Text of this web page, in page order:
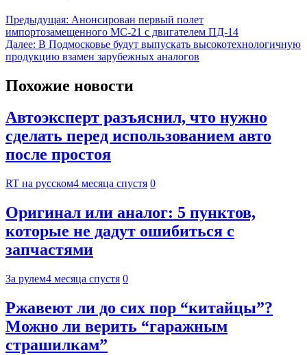
Предыдущая: Анонсирован первый полет
импортозамещенного МС-21 с двигателем ПД-14
Далее: В Подмосковье будут выпускать высокотехнологичную
продукцию взамен зарубежных аналогов
Похожие новости
Автоэксперт разъяснил, что нужно
сделать перед использованием авто
после простоя
RT на русском4 месяца спустя 0
Оригинал или аналог: 5 пунктов,
которые не дадут ошибиться с
запчастями
За рулем4 месяца спустя 0
Ржавеют ли до сих пор “китайцы”?
Можно ли верить “гаражным
страшилкам”